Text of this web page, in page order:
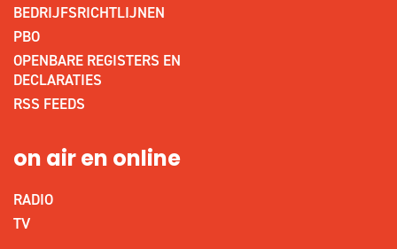
BEDRIJFSRICHTLIJNEN
PBO
OPENBARE REGISTERS EN
DECLARATIES
RSS FEEDS
on air en online
RADIO
TV